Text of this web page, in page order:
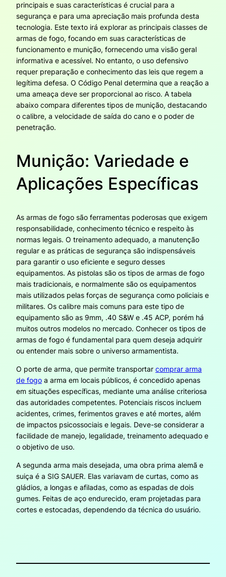
principais e suas características é crucial para a
segurança e para uma apreciação mais profunda desta
tecnologia. Este texto irá explorar as principais classes de
armas de fogo, focando em suas características de
funcionamento e munição, fornecendo uma visão geral
informativa e acessível. No entanto, o uso defensivo
requer preparação e conhecimento das leis que regem a
legítima defesa. O Código Penal determina que a reação a
uma ameaça deve ser proporcional ao risco. A tabela
abaixo compara diferentes tipos de munição, destacando
o calibre, a velocidade de saída do cano e o poder de
penetração.
Munição: Variedade e
Aplicações Específicas
As armas de fogo são ferramentas poderosas que exigem
responsabilidade, conhecimento técnico e respeito às
normas legais. O treinamento adequado, a manutenção
regular e as práticas de segurança são indispensáveis
para garantir o uso eficiente e seguro desses
equipamentos. As pistolas são os tipos de armas de fogo
mais tradicionais, e normalmente são os equipamentos
mais utilizados pelas forças de segurança como policiais e
militares. Os calibre mais comuns para este tipo de
equipamento são as 9mm, .40 S&W e .45 ACP, porém há
muitos outros modelos no mercado. Conhecer os tipos de
armas de fogo é fundamental para quem deseja adquirir
ou entender mais sobre o universo armamentista.
O porte de arma, que permite transportar comprar arma
de fogo a arma em locais públicos, é concedido apenas
em situações específicas, mediante uma análise criteriosa
das autoridades competentes. Potenciais riscos incluem
acidentes, crimes, ferimentos graves e até mortes, além
de impactos psicossociais e legais. Deve-se considerar a
facilidade de manejo, legalidade, treinamento adequado e
o objetivo de uso.
A segunda arma mais desejada, uma obra prima alemã e
suiça é a SIG SAUER. Elas variavam de curtas, como as
gládios, a longas e afiladas, como as espadas de dois
gumes. Feitas de aço endurecido, eram projetadas para
cortes e estocadas, dependendo da técnica do usuário.